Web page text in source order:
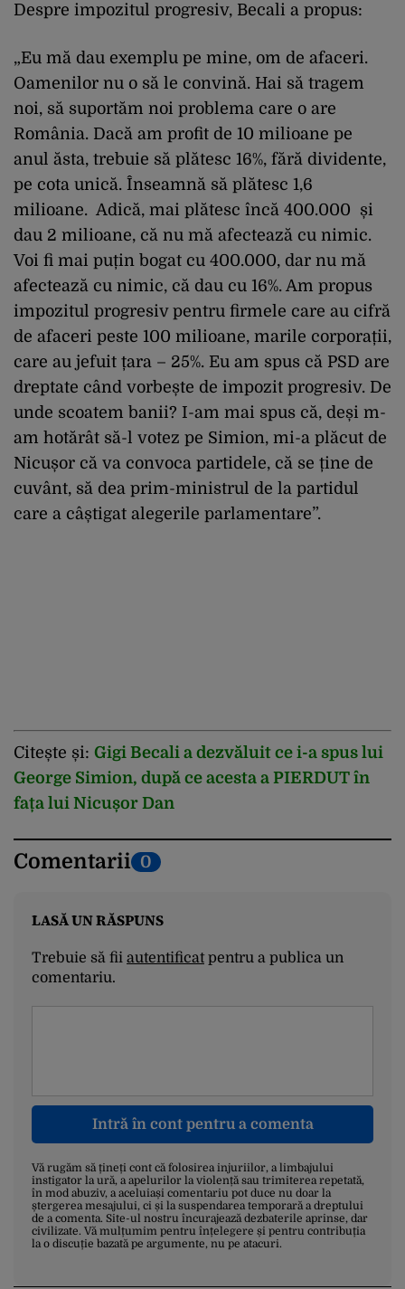
Despre impozitul progresiv, Becali a propus:
„Eu mă dau exemplu pe mine, om de afaceri.
Oamenilor nu o să le convină. Hai să tragem
noi, să suportăm noi problema care o are
România. Dacă am profit de 10 milioane pe
anul ăsta, trebuie să plătesc 16%, fără dividente,
pe cota unică. Înseamnă să plătesc 1,6
milioane. Adică, mai plătesc încă 400.000 și
dau 2 milioane, că nu mă afectează cu nimic.
Voi fi mai puțin bogat cu 400.000, dar nu mă
afectează cu nimic, că dau cu 16%. Am propus
impozitul progresiv pentru firmele care au cifră
de afaceri peste 100 milioane, marile corporații,
care au jefuit țara – 25%. Eu am spus că PSD are
dreptate când vorbește de impozit progresiv. De
unde scoatem banii? I-am mai spus că, deși m-
am hotărât să-l votez pe Simion, mi-a plăcut de
Nicușor că va convoca partidele, că se ține de
cuvânt, să dea prim-ministrul de la partidul
care a câștigat alegerile parlamentare”.
Citește și: Gigi Becali a dezvăluit ce i-a spus lui
George Simion, după ce acesta a PIERDUT în
fața lui Nicușor Dan
Comentarii 0
LASĂ UN RĂSPUNS
Trebuie să fii autentificatpentru a publica un
comentariu.
Intră în cont pentru a comenta
Vă rugăm să țineți cont că folosirea injuriilor, a limbajului
instigator la ură, a apelurilor la violență sau trimiterea repetată,
în mod abuziv, a aceluiași comentariu pot duce nu doar la
ștergerea mesajului, ci și la suspendarea temporară a dreptului
de a comenta. Site-ul nostru încurajează dezbaterile aprinse, dar
civilizate. Vă mulțumim pentru înțelegere și pentru contribuția
la o discuție bazată pe argumente, nu pe atacuri.